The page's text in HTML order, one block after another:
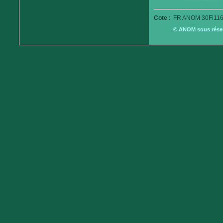
Cote : FR ANOM
© ANOM sous